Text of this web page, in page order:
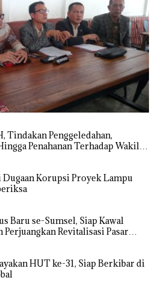
Tindakan Penggeledahan,
Penahanan Terhadap Wakil
Korupsi Proyek Lampu
Baru se-Sumsel, Siap Kawal
Perjuangkan Revitalisasi Pasar
HUT ke-31, Siap Berkibar di